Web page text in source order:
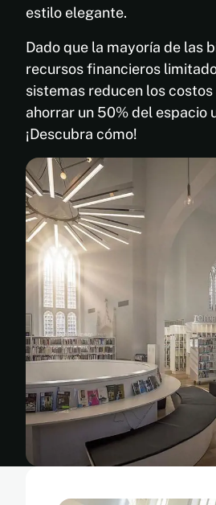
estilo elegante.
Dado que la mayoría de las
recursos financieros
sistemas reducen los
ahorrar un 50% del espacio
¡Descubra cómo!